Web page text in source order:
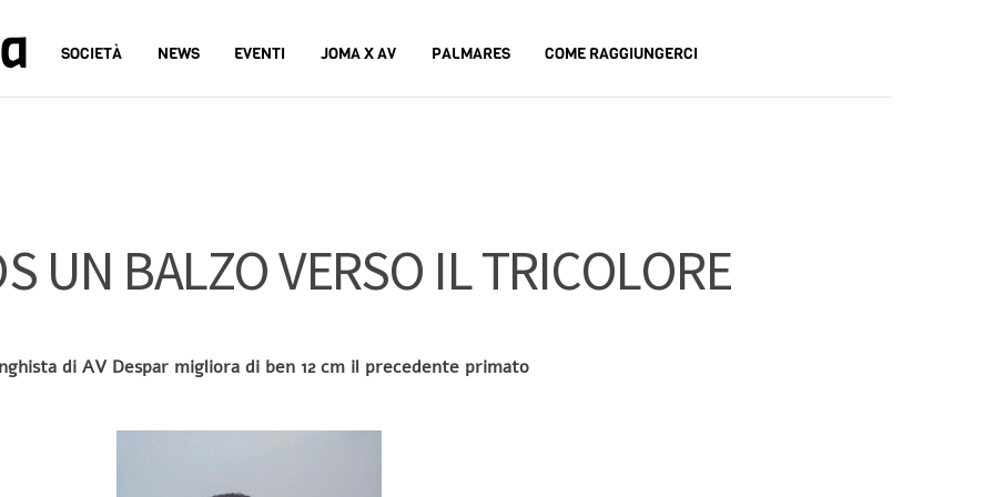
SOCIETÀ NEWS EVENTI JOMA X AV PALMARES COME RAGGIUNGERCI
UN BALZO VERSO IL TRICOLORE
di AV Despar migliora di ben 12 cm il precedente primato